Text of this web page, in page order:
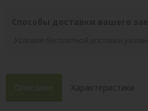
Описание Характеристики